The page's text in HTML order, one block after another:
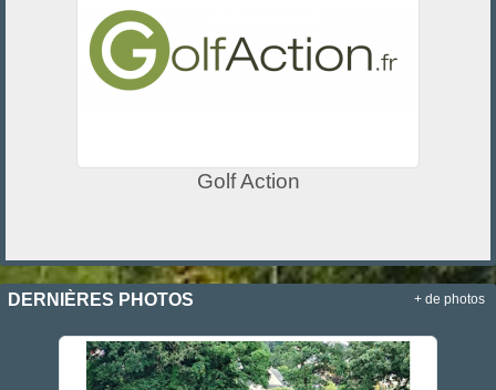
Golf Action
DERNIÈRES PHOTOS + de photos